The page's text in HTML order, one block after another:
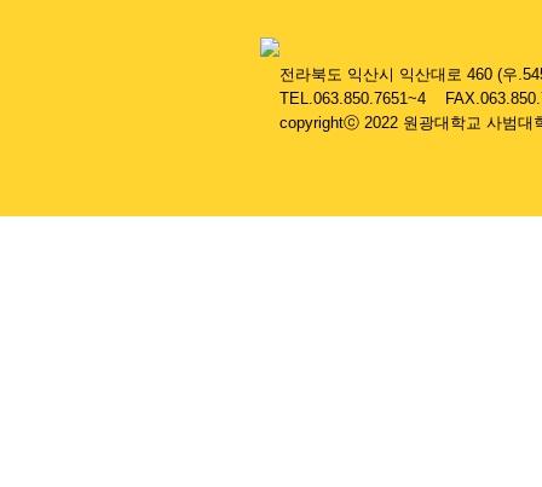
전라북도 익산시 익산대로 460 (우
TEL.063.850.7651~4
copyrightⓒ 2022 원광대학교 사범대